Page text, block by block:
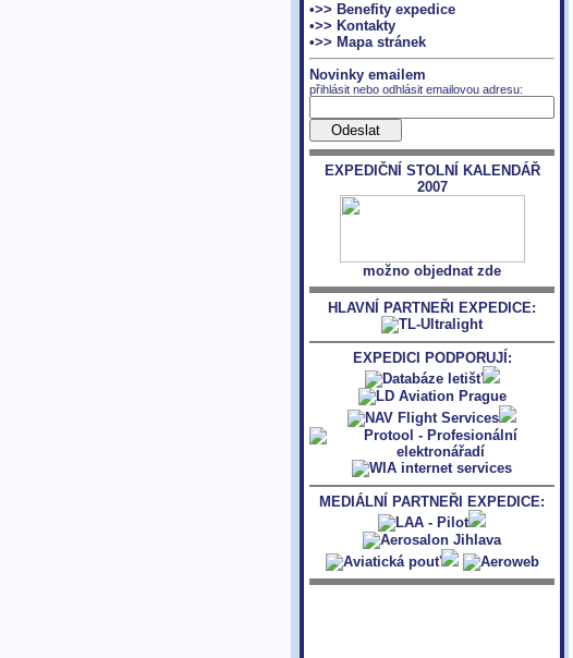
•>> Benefity expedice
•>> Kontakty
•>> Mapa stránek
Novinky emailem
přihlásit nebo odhlásit emailovou adresu:
EXPEDIČNÍ STOLNÍ KALENDÁŘ
2007
možno objednat zde
HLAVNÍ PARTNEŘI EXPEDICE:
EXPEDICI PODPORUJÍ:
MEDIÁLNÍ PARTNEŘI EXPEDICE: